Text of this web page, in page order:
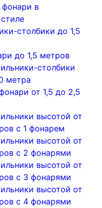
в
столбики до 1,5
до 1,5 метров
столбики
метра
от 1,5 до 2,5
высотой от
с 1 фонарем
высотой от
с 2 фонарями
высотой от
с 3 фонарями
высотой от
с 4 фонарями